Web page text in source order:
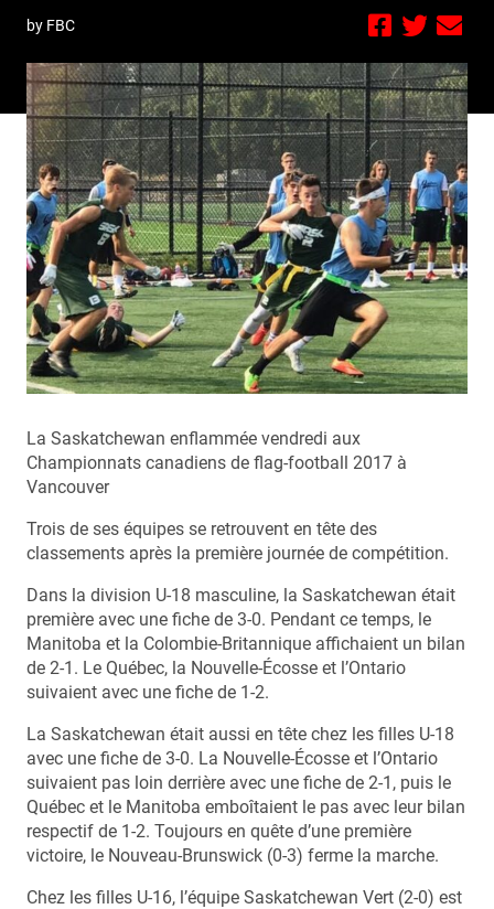
by FBC
La Saskatchewan enflammée vendredi aux
Championnats canadiens de flag-football 2017 à
Vancouver
Trois de ses équipes se retrouvent en tête des
classements après la première journée de compétition.
Dans la division U-18 masculine, la Saskatchewan était
première avec une fiche de 3-0. Pendant ce temps, le
Manitoba et la Colombie-Britannique affichaient un bilan
de 2-1. Le Québec, la Nouvelle-Écosse et l’Ontario
suivaient avec une fiche de 1-2.
La Saskatchewan était aussi en tête chez les filles U-18
avec une fiche de 3-0. La Nouvelle-Écosse et l’Ontario
suivaient pas loin derrière avec une fiche de 2-1, puis le
Québec et le Manitoba emboîtaient le pas avec leur bilan
respectif de 1-2. Toujours en quête d’une première
victoire, le Nouveau-Brunswick (0-3) ferme la marche.
Chez les filles U-16, l’équipe Saskatchewan Vert (2-0) est